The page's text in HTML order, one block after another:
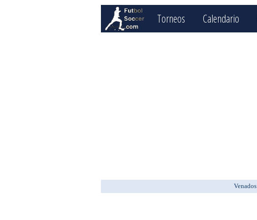
Torneos Calendario
Venados